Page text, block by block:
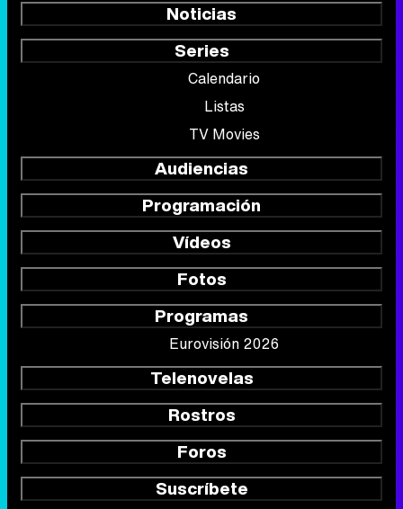
Noticias
Series
Calendario
Listas
TV Movies
Audiencias
Programación
Vídeos
Fotos
Programas
Eurovisión 2026
Telenovelas
Rostros
Foros
Suscríbete